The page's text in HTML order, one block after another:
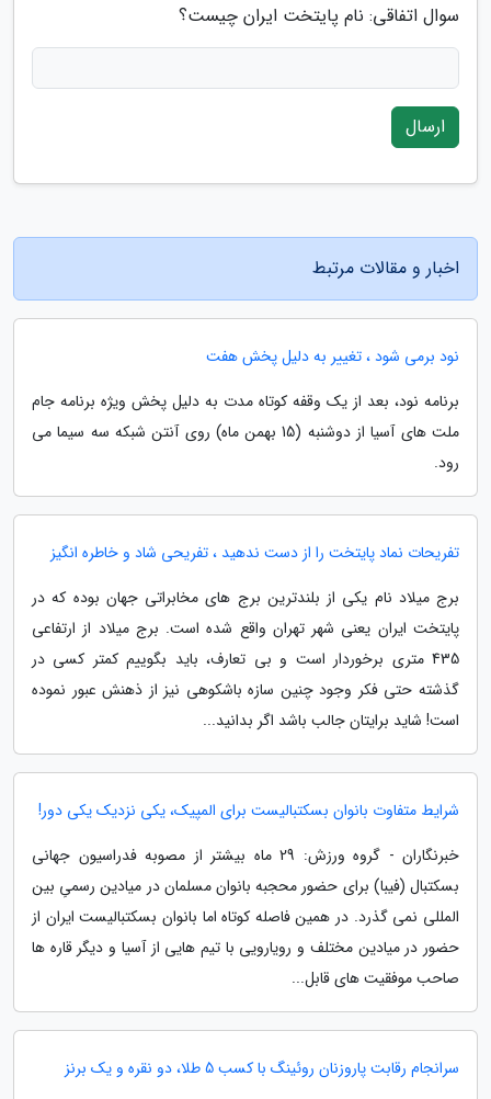
سوال اتفاقی: نام پایتخت ایران چیست؟
ارسال
اخبار و مقالات مرتبط
نود برمی شود ، تغییر به دلیل پخش هفت
برنامه نود، بعد از یک وقفه کوتاه مدت به دلیل پخش ویژه برنامه جام
ملت های آسیا از دوشنبه (15 بهمن ماه) روی آنتن شبکه سه سیما می
رود.
تفریحات نماد پایتخت را از دست ندهید ، تفریحی شاد و خاطره انگیز
برج میلاد نام یکی از بلندترین برج های مخابراتی جهان بوده که در
پایتخت ایران یعنی شهر تهران واقع شده است. برج میلاد از ارتفاعی
435 متری برخوردار است و بی تعارف، باید بگوییم کمتر کسی در
گذشته حتی فکر وجود چنین سازه باشکوهی نیز از ذهنش عبور نموده
است! شاید برایتان جالب باشد اگر بدانید...
شرایط متفاوت بانوان بسکتبالیست برای المپیک، یکی نزدیک یکی دور!
خبرنگاران - گروه ورزش: 29 ماه بیشتر از مصوبه فدراسیون جهانی
بسکتبال (فیبا) برای حضور محجبه بانوان مسلمان در میادین رسمیِ بین
المللی نمی گذرد. در همین فاصله کوتاه اما بانوان بسکتبالیست ایران از
حضور در میادین مختلف و رویارویی با تیم هایی از آسیا و دیگر قاره ها
صاحب موفقیت های قابل...
سرانجام رقابت پاروزنان روئینگ با کسب 5 طلا، دو نقره و یک برنز